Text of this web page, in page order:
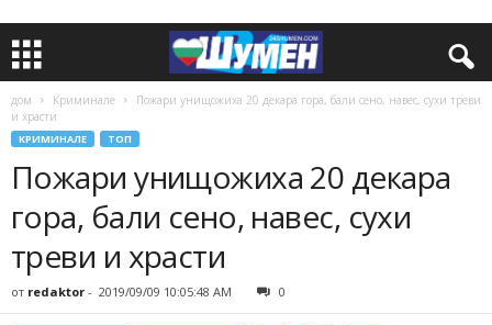
дом Криминале
Пожари унищожиха 20 декара гора, бали сено, навес, сухи треви
и храсти
КРИМИНАЛЕ ТОП
Пожари унищожиха 20 декара
гора, бали сено, навес, сухи
треви и храсти
от redaktor - 2019/09/09 10:05:48 AM 0